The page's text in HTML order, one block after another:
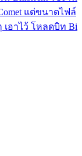
แต่ขนาดไฟล์
เอาไว้ โหลดบิท Bi